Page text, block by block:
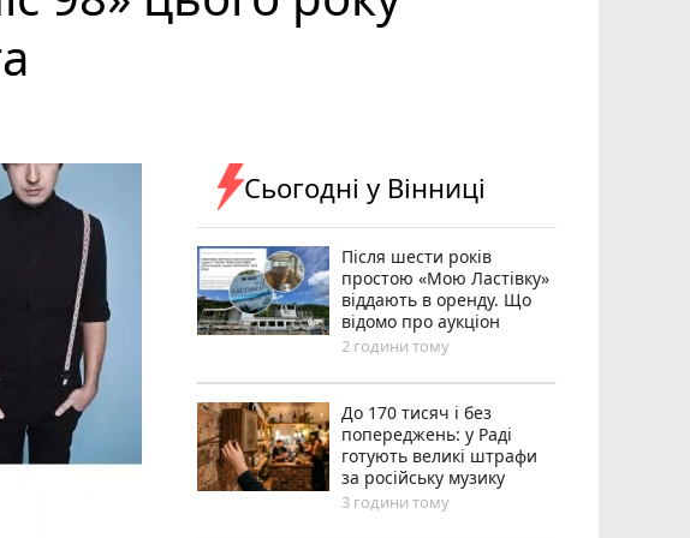
Сьогодні у Вінниці
Після шести років
простою «Мою Ластівку»
віддають в оренду. Що
відомо про аукціон
2 години тому
До 170 тисяч і без
попереджень: у Раді
готують великі штрафи
за російську музику
3 години тому